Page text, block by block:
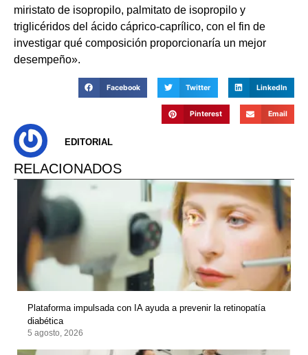
miristato de isopropilo, palmitato de isopropilo y
triglicéridos del ácido cáprico-caprílico, con el fin de
investigar qué composición proporcionaría un mejor
desempeño».
Facebook Twitter LinkedIn
Pinterest Email
EDITORIAL
RELACIONADOS
Plataforma impulsada con IA ayuda a prevenir la retinopatía
diabética
5 agosto, 2026